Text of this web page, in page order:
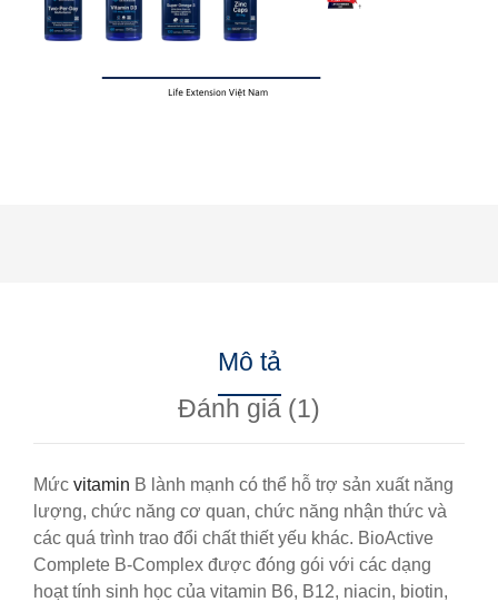
Mô tả
Đánh giá (1)
Mức vitamin B lành mạnh có thể hỗ trợ sản xuất năng
lượng, chức năng cơ quan, chức năng nhận thức và
các quá trình trao đổi chất thiết yếu khác. BioActive
Complete B-Complex được đóng gói với các dạng
hoạt tính sinh học của vitamin B6, B12, niacin, biotin,